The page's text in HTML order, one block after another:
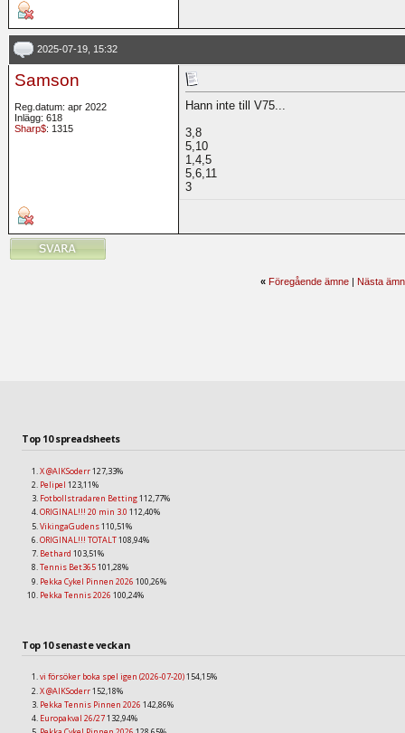
2025-07-19, 15:32
Samson
Reg.datum: apr 2022
Inlägg: 618
Sharp$: 1315
Hann inte till V75...
3,8
5,10
1,4,5
5,6,11
3
« Föregående ämne| Nästa
Top 10 spreadsheets
X @AIKSoderr127,33%
Pelipel 123,11%
Fotbollstradaren Betting112,77%
ORIGINAL!!! 20 min 3.0 112,40%
VikingaGudens110,51%
ORIGINAL!!! TOTALT108,94%
Bethard 103,51%
Tennis Bet365101,28%
Pekka Cykel Pinnen 2026 100,26%
Pekka Tennis 2026 100,24%
Top 10 senaste veckan
vi försöker boka spel igen (2026-07-20)154,15%
X @AIKSoderr152,18%
Pekka Tennis Pinnen 2026 142,86%
Europakval 26/27132,94%